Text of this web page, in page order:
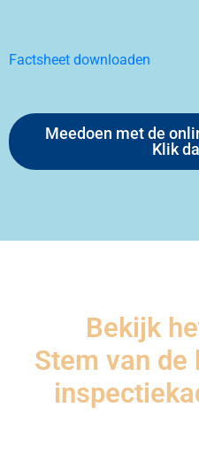
Factsheet downloaden
Meedoen met de
Klik
Bekijk
Stem van de